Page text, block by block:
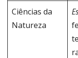
Ciências da
Natureza